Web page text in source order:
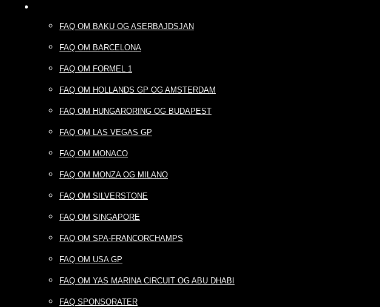
FAQ OM BAKU OG ASERBAJDSJAN
FAQ OM BARCELONA
FAQ OM FORMEL 1
FAQ OM HOLLANDS GP OG AMSTERDAM
FAQ OM HUNGARORING OG BUDAPEST
FAQ OM LAS VEGAS GP
FAQ OM MONACO
FAQ OM MONZA OG MILANO
FAQ OM SILVERSTONE
FAQ OM SINGAPORE
FAQ OM SPA-FRANCORCHAMPS
FAQ OM USA GP
FAQ OM YAS MARINA CIRCUIT OG ABU DHABI
FAQ SPONSORATER